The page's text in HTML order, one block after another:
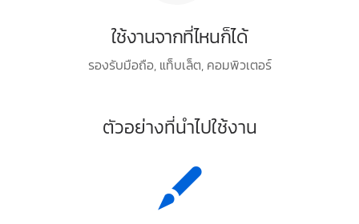
ใช้งานจากที่ไหนก็ได้
รองรับมือถือ, แท็บเล็ต, คอมพิวเตอร์
ตัวอย่างที่นำไปใช้งาน